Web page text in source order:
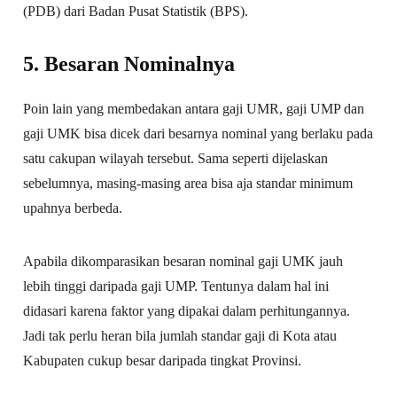
(PDB) dari Badan Pusat Statistik (BPS).
5. Besaran Nominalnya
Poin lain yang membedakan antara gaji UMR, gaji UMP dan
gaji UMK bisa dicek dari besarnya nominal yang berlaku pada
satu cakupan wilayah tersebut. Sama seperti dijelaskan
sebelumnya, masing-masing area bisa aja standar minimum
upahnya berbeda.
Apabila dikomparasikan besaran nominal gaji UMK jauh
lebih tinggi daripada gaji UMP. Tentunya dalam hal ini
didasari karena faktor yang dipakai dalam perhitungannya.
Jadi tak perlu heran bila jumlah standar gaji di Kota atau
Kabupaten cukup besar daripada tingkat Provinsi.